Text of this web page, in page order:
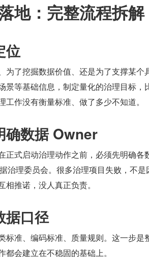
地：完整流程拆解
位
了挖掘数据价值、还是为了支撑某个
景等基础信息，制定量化的治理目标，
作没有衡量标准、做了多少不知道。
确数据 Owner
正式启动治理动作之前，必须先明确各
治理委员会。很多治理项目失败，不是
推诺，没人真正负责。
据口径
准、编码标准、质量规则。这一步是
会建立在不稳固的基础上。